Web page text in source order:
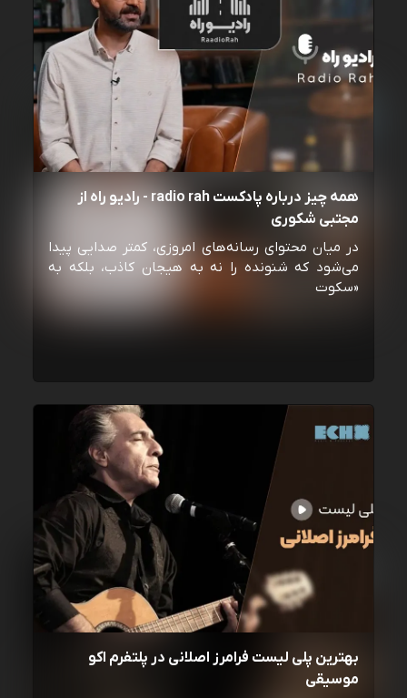
همه چیز درباره پادکست radio rah - رادیو راه از
مجتبی شکوری
در میان محتوای رسانه‌های امروزی، کمتر صدایی پیدا
می‌شود که شنونده را نه به هیجان کاذب، بلکه به
«سکوت
بهترین پلی لیست فرامرز اصلانی در پلتفرم اکو
موسیقی